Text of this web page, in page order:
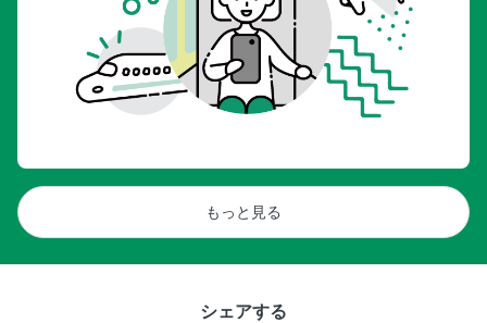
もっと見る
シェアする